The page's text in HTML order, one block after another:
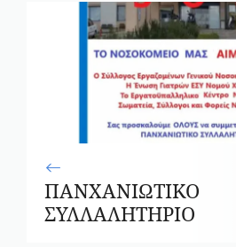
ΠΑΝΧΑΝΙΩΤΙΚΟ
ΣΥΛΛΑΛΗΤΗΡΙΟ